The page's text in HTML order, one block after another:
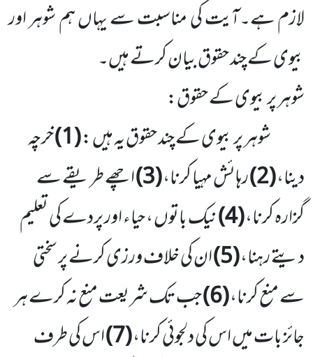
لازم ہے۔آیت کی مناسبت سے یہاں ہم شوہر اور
بیوی کے چند حقوق بیان کرتے ہیں۔
شوہر پر بیوی کے حقوق:
شوہر پر بیوی کے چند حقوق یہ ہیں :(1) خرچہ
دینا،(2) رہائش مہیا کرنا،(3) اچھے طریقے سے
گزارہ کرنا،(4) نیک باتوں ، حیاء اور پردے کی تعلیم
دیتے رہنا،(5) ان کی خلاف ورزی کرنے پر سختی
سے منع کرنا،(6) جب تک شریعت منع نہ کرے ہر
جائز بات میں اس کی دلجوئی کرنا،(7) اس کی طرف